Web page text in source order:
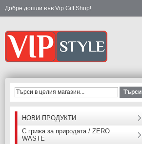
Добре дошли във Vip Gift Shop!
Търси
НОВИ ПРОДУКТИ
С грижа за природата / ZERO
WASTE